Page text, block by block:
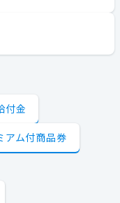
付金
アム付商品券